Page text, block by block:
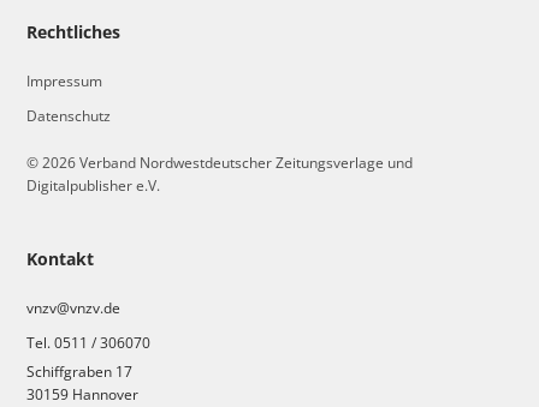
Kontakt
vnzv@vnzv.de
Tel. 0511 / 306070
Schiffgraben 17
30159 Hannover
Rechtliches
Impressum
Datenschutz
© 2026 Verband Nordwestdeutscher Zeitungsverlage und
Digitalpublisher e.V.